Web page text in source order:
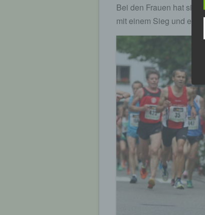
Bei den Frauen hat
mit einem Sieg und